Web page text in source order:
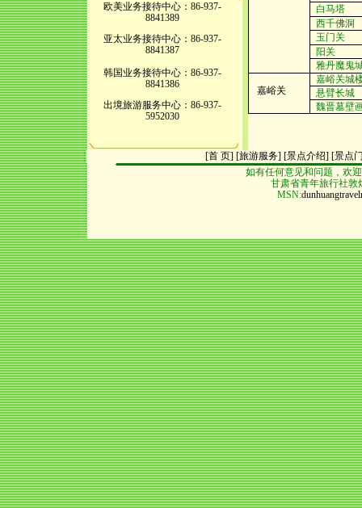
白马塔
西千佛洞
玉门关
阳关
雅丹魔鬼
嘉峪关
嘉峪关城
悬臂长城
魏晋墓壁
欧美业务接待中心：86-937-
8841389
亚太业务接待中心：86-937-
8841387
韩国业务接待中心：86-937-
8841386
出境旅游服务中心：86-937-
5952030
[首 页] [旅游服务] [景点介绍] [景点
如有任何意见和问题，欢
甘肃省青年旅行社敦煌
MSN: